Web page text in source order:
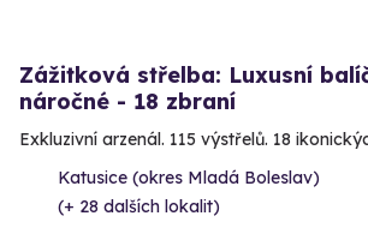
Zážitková střelba: Luxusní
náročné - 18 zbraní
Exkluzivní arzenál. 115 výstřelů. 18
Katusice (okres Mladá Boleslav)
(+ 28 dalších lokalit)